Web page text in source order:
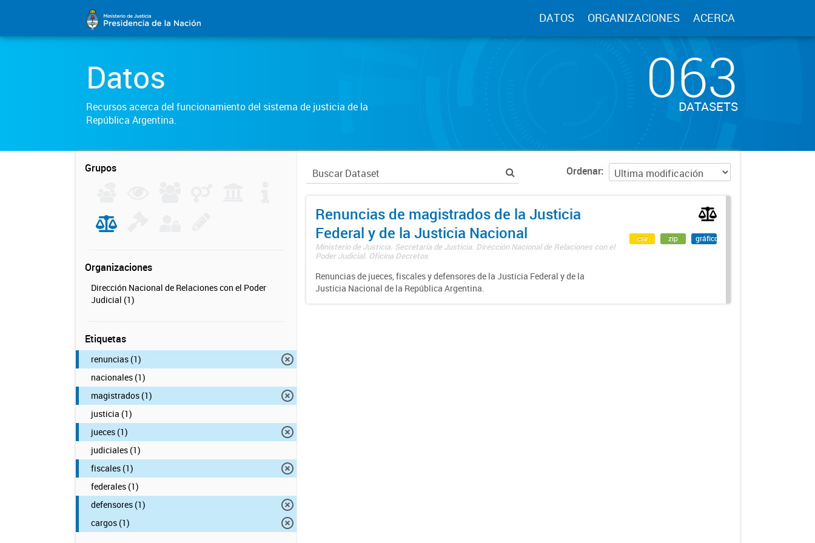
DATOS ORGANIZACIONES ACERCA
Datos
Recursos acerca del funcionamiento del sistema de justicia de la
República Argentina.
063
DATASETS
Grupos
Organizaciones
Dirección Nacional de Relaciones con el Poder
Judicial (1)
Etiquetas
renuncias (1)
nacionales (1)
magistrados (1)
justicia (1)
jueces (1)
judiciales (1)
fiscales (1)
federales (1)
defensores (1)
cargos (1)
Ordenar
Renuncias de magistrados de la Justicia
Federal y de la Justicia Nacional
Ministerio de Justicia. Secretaría de Justicia. Dirección Nacional de Relaciones con el
Poder Judicial. Oficina Decretos
Renuncias de jueces, fiscales y defensores de la Justicia Federal y de la
Justicia Nacional de la República Argentina.
csv zip gráfico